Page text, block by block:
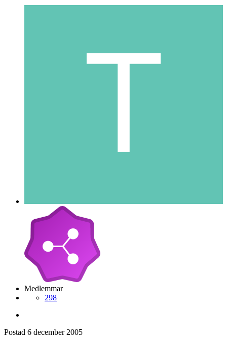
Medlemmar
298
Postad 6 december 2005